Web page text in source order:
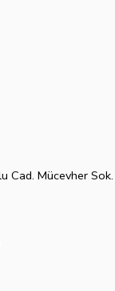
Cad. Mücevher